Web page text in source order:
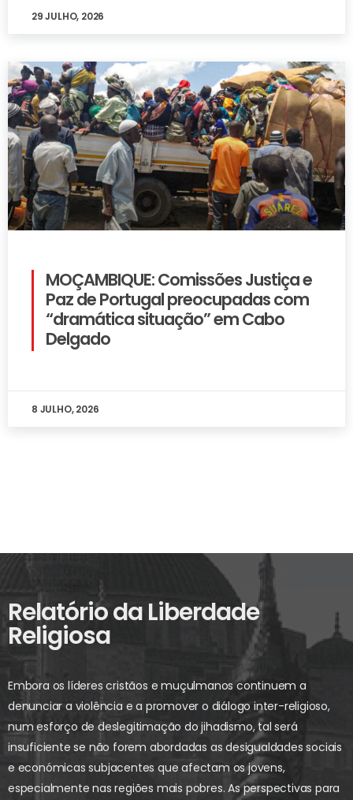
29 JULHO, 2026
MOÇAMBIQUE: Comissões Justiça e
Paz de Portugal preocupadas com
“dramática situação” em Cabo
Delgado
8 JULHO, 2026
Relatório da Liberdade
Religiosa
Embora os líderes cristãos e muçulmanos continuem a
denunciar a violência e a promover o diálogo inter-religioso,
num esforço de deslegitimação do jihadismo, tal será
insuficiente se não forem abordadas as desigualdades sociais
e económicas subjacentes que afectam os jovens,
especialmente nas regiões mais pobres. As perspectivas para